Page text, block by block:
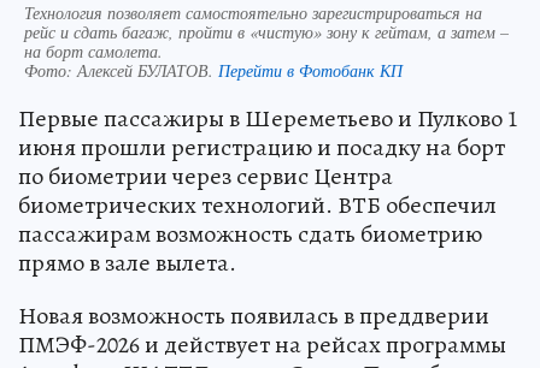
Технология позволяет самостоятельно зарегистрироваться на
рейс и сдать багаж, пройти в «чистую» зону к гейтам, а затем –
на борт самолета.
Фото:Алексей БУЛАТОВ. Перейти в Фотобанк КП
Первые пассажиры в Шереметьево и Пулково 1
июня прошли регистрацию и посадку на борт
по биометрии через сервис Центра
биометрических технологий. ВТБ обеспечил
пассажирам возможность сдать биометрию
прямо в зале вылета.
Новая возможность появилась в преддверии
ПМЭФ-2026 и действует на рейсах программы